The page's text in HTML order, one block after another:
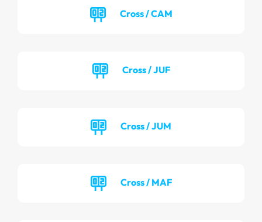
Cross / CAM
Cross / JUF
Cross / JUM
Cross / MAF